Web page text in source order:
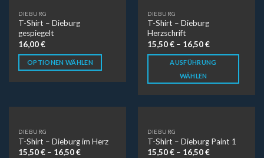
DIEBURG
T-Shirt – Dieburg
gespiegelt
16,00€
OPTIONEN WÄHLEN
DIEBURG
T-Shirt – Dieburg
Herzschrift
15,50€ – 16,50€
AUSFÜHRUNG
WÄHLEN
DIEBURG
T-Shirt – Dieburg im Herz
15,50€ – 16,50€
DIEBURG
T-Shirt – Dieburg Paint 1
15,50€ – 16,50€